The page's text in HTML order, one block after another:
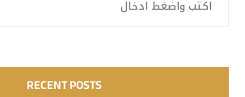
RECENT POSTS